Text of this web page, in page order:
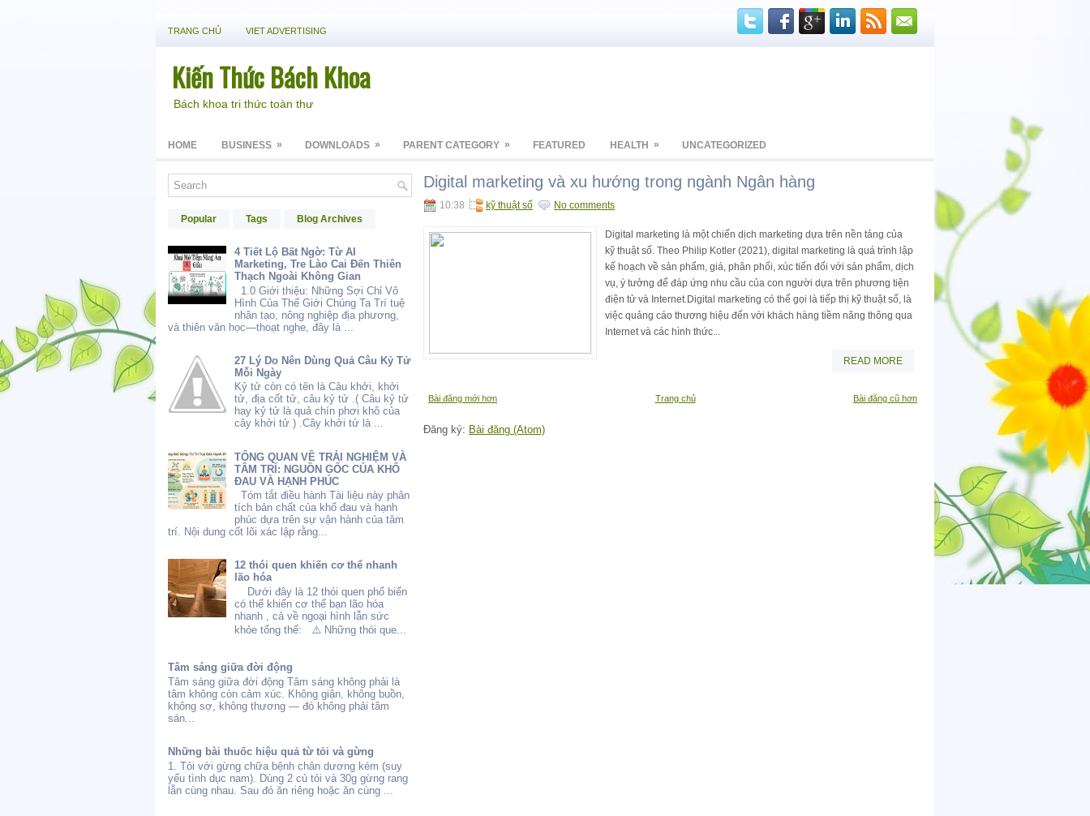
TRANG CHỦ VIET ADVERTISING
Kiến Thức Bách Khoa
Bách khoa tri thức toàn thư
HOME BUSINESS » DOWNLOADS » PARENT CATEGORY » FEATURED HEALTH » UNCATEGORIZED
Popular Tags Blog Archives
4 Tiết Lộ Bất Ngờ: Từ AI
Marketing, Tre Lào Cai Đến Thiên
Thạch Ngoài Không Gian
1.0 Giới thiệu: Những Sợi Chỉ Vô
Hình Của Thế Giới Chúng Ta Trí tuệ
nhân tạo, nông nghiệp địa phương,
và thiên văn học—thoạt nghe, đây là ...
27 Lý Do Nên Dùng Quả Câu Kỷ Tử
Mỗi Ngày
Kỷ tử còn có tên là Câu khởi, khởi
tử, địa cốt tử, câu kỷ tử .( Câu kỷ tử
hay kỷ tử là quả chín phơi khô của
cây khởi tử ) .Cây khởi tử là ...
TỔNG QUAN VỀ TRẢI NGHIỆM VÀ
TÂM TRÍ: NGUỒN GỐC CỦA KHỔ
ĐAU VÀ HẠNH PHÚC
Tóm tắt điều hành Tài liệu này phân
tích bản chất của khổ đau và hạnh
phúc dựa trên sự vận hành của tâm
trí. Nội dung cốt lõi xác lập rằng...
12 thói quen khiến cơ thể nhanh
lão hóa
Dưới đây là 12 thói quen phổ biến
có thể khiến cơ thể bạn lão hóa
nhanh , cả về ngoại hình lẫn sức
khỏe tổng thể: ⚠️ Những thói que...
Tâm sáng giữa đời động
Tâm sáng giữa đời động Tâm sáng không phải là
tâm không còn cảm xúc. Không giận, không buồn,
không sợ, không thương — đó không phải tâm
sán...
Những bài thuốc hiệu quả từ tỏi và gừng
1. Tỏi với gừng chữa bệnh chân dương kém (suy
yếu tình dục nam). Dùng 2 củ tỏi và 30g gừng rang
lẫn cùng nhau. Sau đó ăn riêng hoặc ăn cùng ...
Digital marketing và xu hướng trong ngành Ngân hàng
10:38 kỹ thuật số No comments
Digital marketing là một chiến dịch marketing dựa trên nền tảng của
kỹ thuật số. Theo Philip Kotler (2021), digital marketing là quá trình lập
kế hoạch về sản phẩm, giá, phân phối, xúc tiến đối với sản phẩm, dịch
vụ, ý tưởng để đáp ứng nhu cầu của con người dựa trên phương tiện
điện tử và Internet.Digital marketing có thể gọi là tiếp thị kỹ thuật số, là
việc quảng cáo thương hiệu đến với khách hàng tiềm năng thông qua
Internet và các hình thức...
READ MORE
Bài đăng mới hơn Bài đăng cũ hơn
Trang chủ
Đăng ký: Bài đăng (Atom)